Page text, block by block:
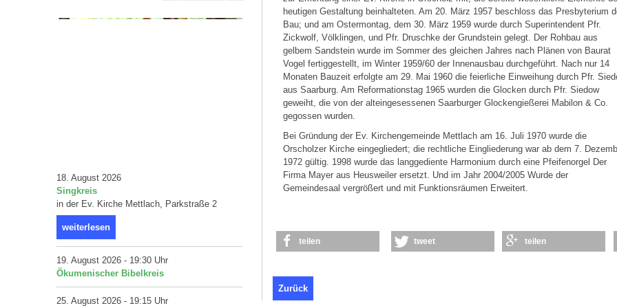
18. August 2026
Singkreis
in der Ev. Kirche Mettlach, Parkstraße 2
weiterlesen
19. August 2026 - 19:30 Uhr
Ökumenischer Bibelkreis
25. August 2026 - 19:15 Uhr
heutigen Gestaltung beinhalteten. Am 20. März 1957 beschloss das Presbyterium
Bau; und am Ostermontag, dem 30. März 1959 wurde durch Superintendent Pfr.
Zickwolf, Völklingen, und Pfr. Druschke der Grundstein gelegt. Der Rohbau aus
gelbem Sandstein wurde im Sommer des gleichen Jahres nach Plänen von Baurat
Vogel fertiggestellt, im Winter 1959/60 der Innenausbau durchgeführt. Nach nur 14
Monaten Bauzeit erfolgte am 29. Mai 1960 die feierliche Einweihung durch Pfr.
aus Saarburg. Am Reformationstag 1965 wurden die Glocken durch Pfr. Siedow
geweiht, die von der alteingesessenen Saarburger Glockengießerei Mabilon & Co.
gegossen wurden.
Bei Gründung der Ev. Kirchengemeinde Mettlach am 16. Juli 1970 wurde die
Orscholzer Kirche eingegliedert; die rechtliche Eingliederung war ab dem 7.
1972 gültig. 1998 wurde das langgediente Harmonium durch eine Pfeifenorgel Der
Firma Mayer aus Heusweiler ersetzt. Und im Jahr 2004/2005 Wurde der
Gemeindesaal vergrößert und mit Funktionsräumen Erweitert.
teilen tweet teilen
Zurück